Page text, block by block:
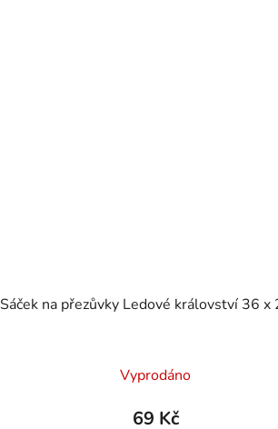
Sáček na přezůvky
Vyprodáno
69 Kč